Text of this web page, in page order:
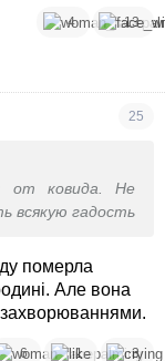
4 13
25
от ковида. Не
всякую гадость
померла
Але вона
захворюваннями.
6 1 3